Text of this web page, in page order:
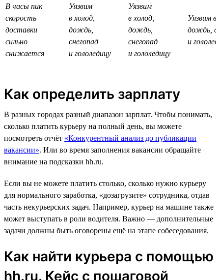
В часы пик
скорость
доставки
сильно
снижается
Уязвим
в холод,
дождь,
снегопад
и гололедицу
Уязвим
в холод,
дождь,
снегопад
и гололедицу
Уязвим в
дождь,
и
Как определить зарплату
В разных городах разный диапазон зарплат. Чтобы понимать,
сколько платить курьеру на полный день, вы можете
посмотреть отчёт «Конкурентный анализ до публикации
вакансии». Или во время заполнения вакансии обращайте
внимание на подсказки hh.ru.
Если вы не можете платить столько, сколько нужно курьеру
для нормального заработка, «дозагрузите» сотрудника, отдав
часть некурьерских задач. Например, курьер на машине также
может выступать в роли водителя. Важно — дополнительные
задачи должны быть оговорены ещё на этапе собеседования.
Как найти курьера с помощью
hh.ru. Кейс с пошаговой